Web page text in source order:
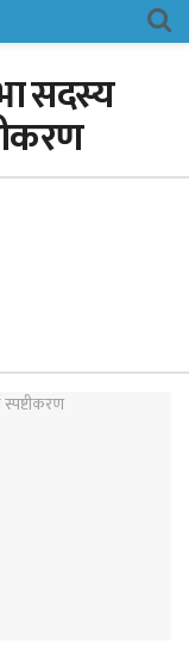
सदस्य